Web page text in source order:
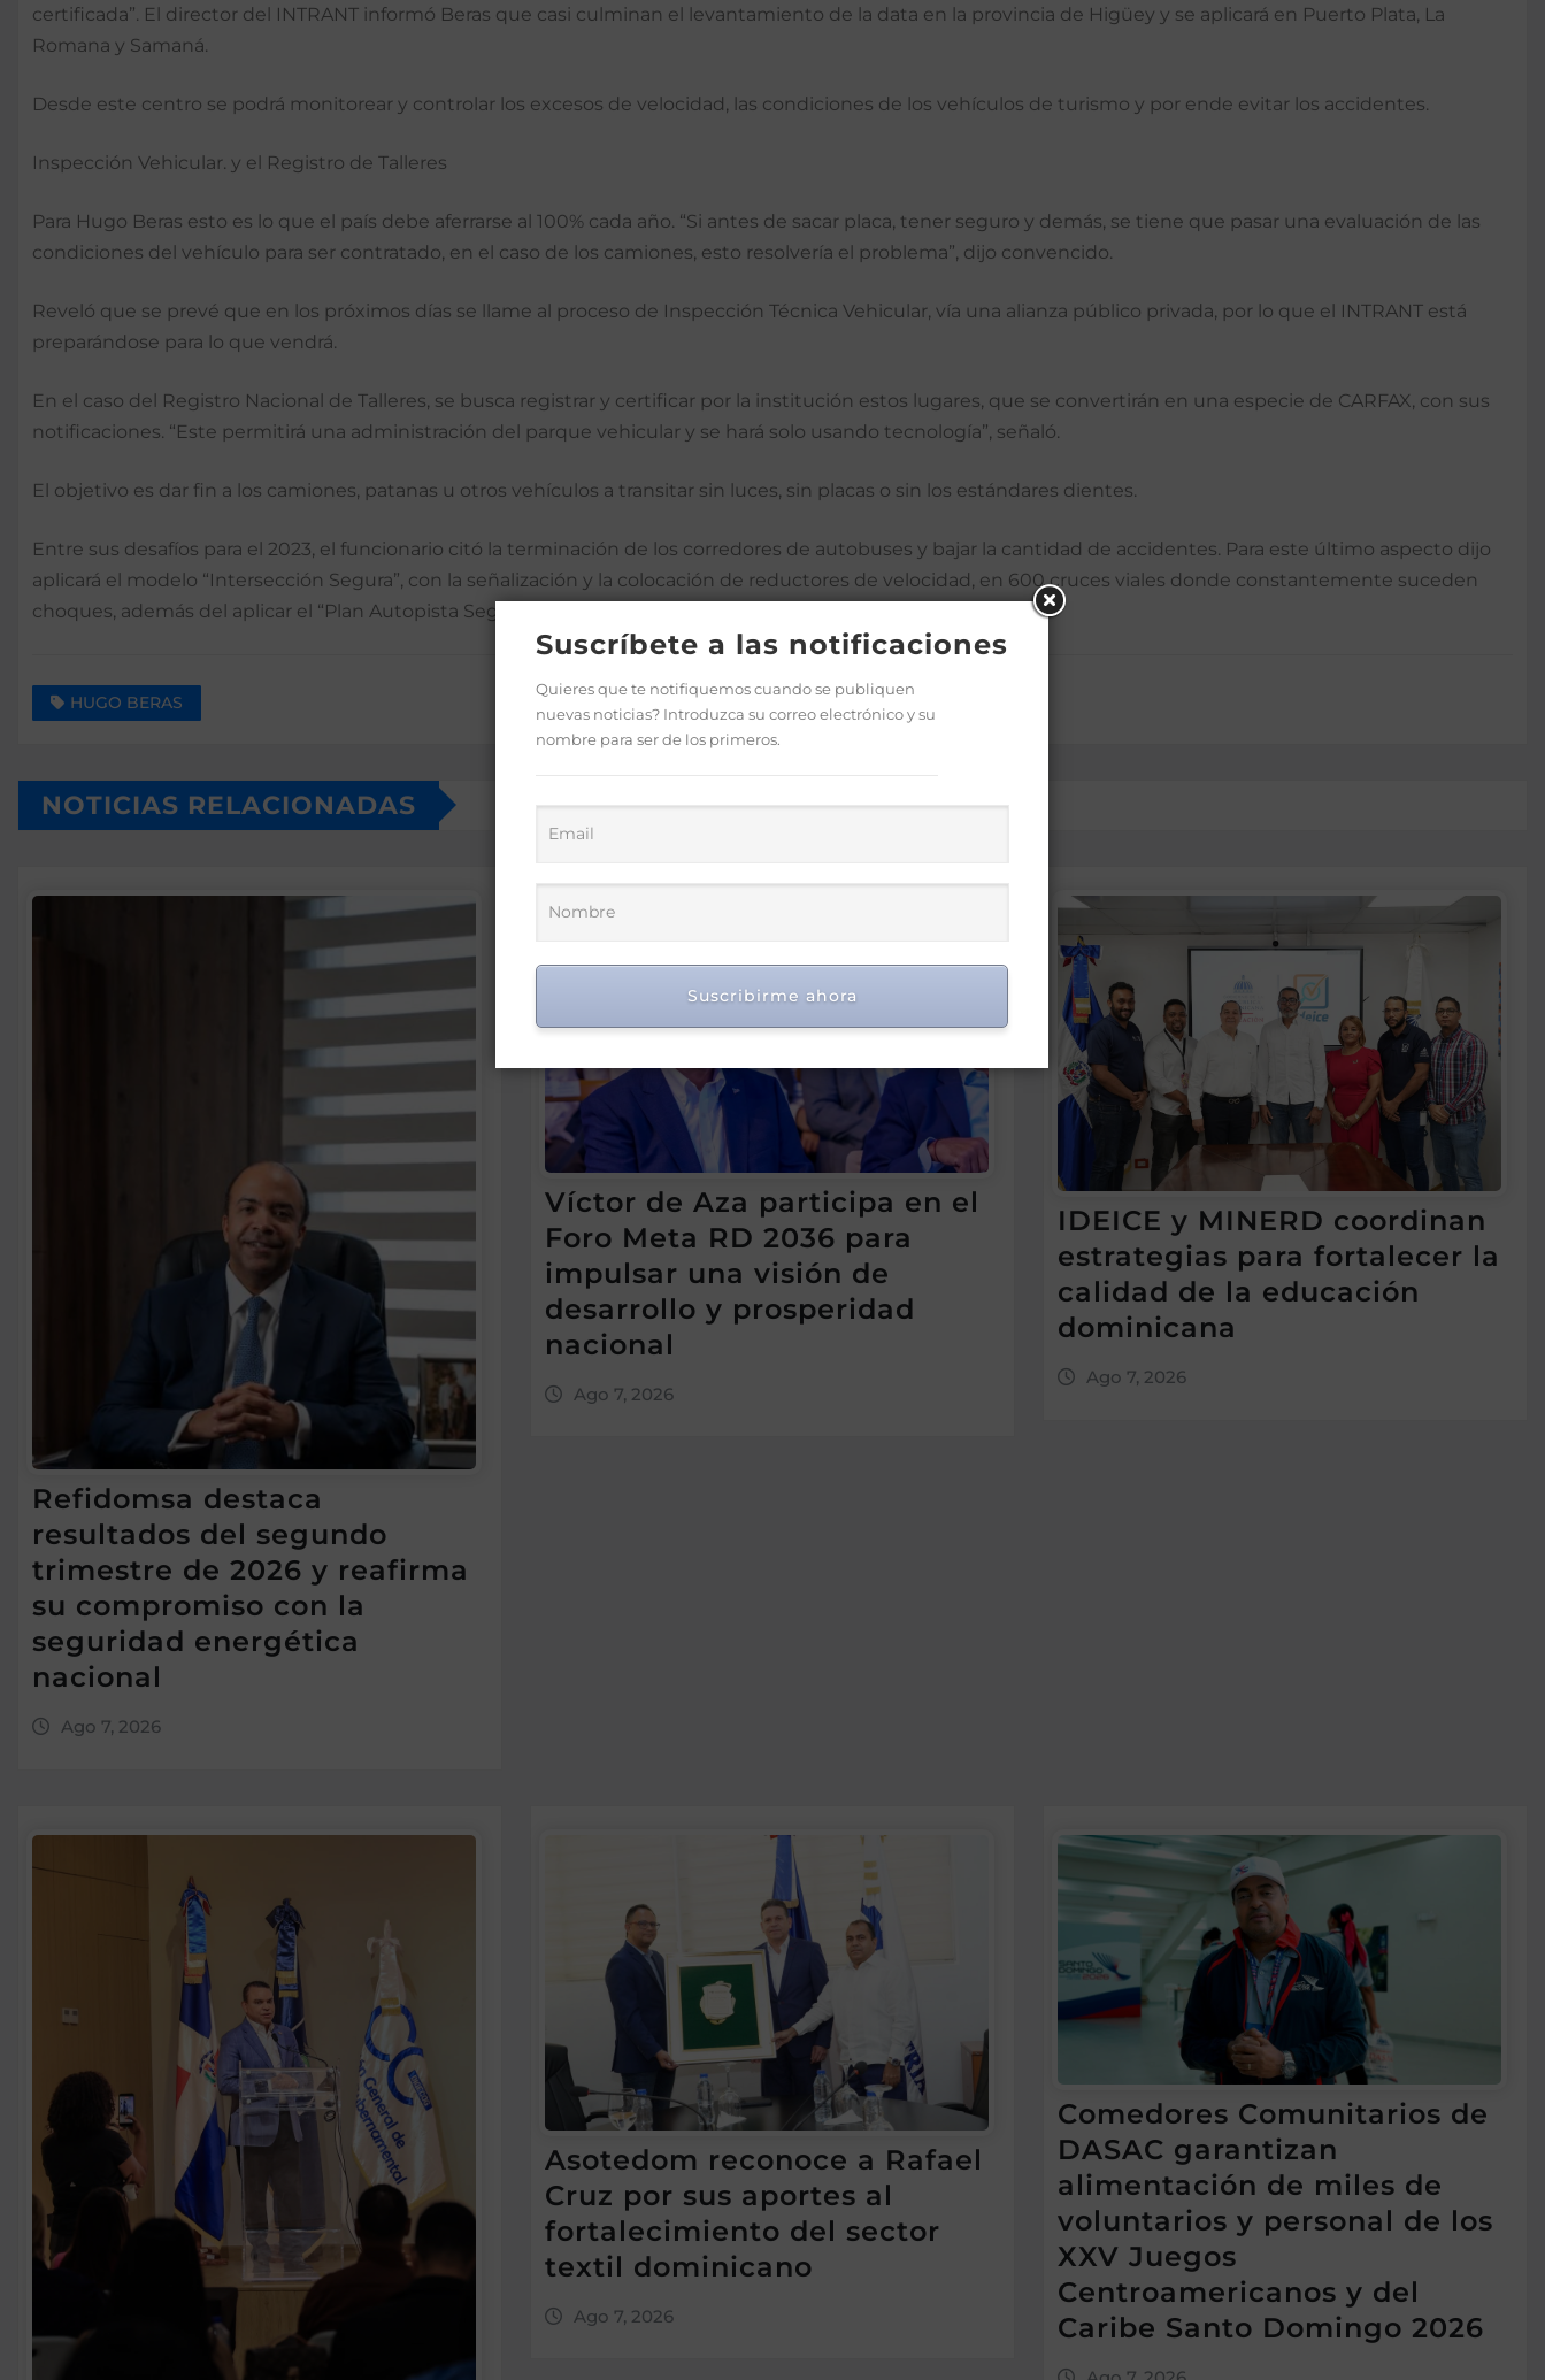
certificada”. El director del INTRANT informó Beras que casi culminan el levantamiento de la data en la provincia de Higüey y se aplicará en Puerto Plata, La
Romana y Samaná.
Desde este centro se podrá monitorear y controlar los excesos de velocidad, las condiciones de los vehículos de turismo y por ende evitar los accidentes.
Inspección Vehicular. y el Registro de Talleres
Para Hugo Beras esto es lo que el país debe aferrarse al 100% cada año. “Si antes de sacar placa, tener seguro y demás, se tiene que pasar una evaluación de las
condiciones del vehículo para ser contratado, en el caso de los camiones, esto resolvería el problema”, dijo convencido.
Reveló que se prevé que en los próximos días se llame al proceso de Inspección Técnica Vehicular, vía una alianza público privada, por lo que el INTRANT está
preparándose para lo que vendrá.
En el caso del Registro Nacional de Talleres, se busca registrar y certificar por la institución estos lugares, que se convertirán en una especie de CARFAX, con sus
notificaciones. “Este permitirá una administración del parque vehicular y se hará solo usando tecnología”, señaló.
El objetivo es dar fin a los camiones, patanas u otros vehículos a transitar sin luces, sin placas o sin los estándares dientes.
Entre sus desafíos para el 2023, el funcionario citó la terminación de los corredores de autobuses y bajar la cantidad de accidentes. Para este último aspecto dijo
aplicará el modelo “Intersección Segura”, con la señalización y la colocación de reductores de velocidad, en 600 cruces viales donde constantemente suceden
choques, además del aplicar el “Plan Autopista Segura” que se hará en la próxima Semana Santa.
HUGO BERAS
NOTICIAS RELACIONADAS
Refidomsa destaca
resultados del segundo
trimestre de 2026 y reafirma
su compromiso con la
seguridad energética
nacional
Ago 7, 2026
Víctor de Aza participa en el
Foro Meta RD 2036 para
impulsar una visión de
desarrollo y prosperidad
nacional
Ago 7, 2026
IDEICE y MINERD coordinan
estrategias para fortalecer la
calidad de la educación
dominicana
Ago 7, 2026
Asotedom reconoce a Rafael
Cruz por sus aportes al
fortalecimiento del sector
textil dominicano
Ago 7, 2026
Comedores Comunitarios de
DASAC garantizan
alimentación de miles de
voluntarios y personal de los
XXV Juegos
Centroamericanos y del
Caribe Santo Domingo 2026
Suscríbete a las notificaciones
Quieres que te notifiquemos cuando se publiquen
nuevas noticias? Introduzca su correo electrónico y su
nombre para ser de los primeros.
Suscribirme ahora